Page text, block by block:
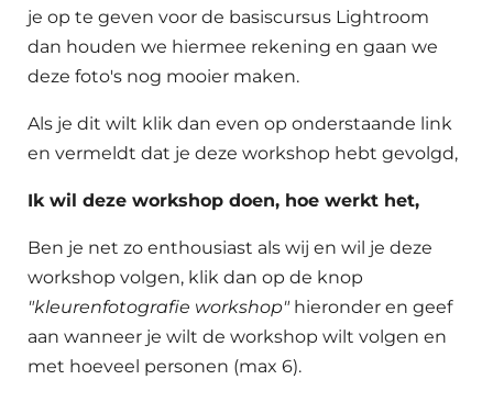
je op te geven voor de basiscursus Lightroom
dan houden we hiermee rekening en gaan we
deze foto's nog mooier maken.
Als je dit wilt klik dan even op onderstaande link
en vermeldt dat je deze workshop hebt gevolgd,
Ik wil deze workshop doen, hoe werkt het,
Ben je net zo enthousiast als wij en wil je deze
workshop volgen, klik dan op de knop
"kleurenfotografie workshop" hieronder en geef
aan wanneer je wilt de workshop wilt volgen en
met hoeveel personen (max 6).